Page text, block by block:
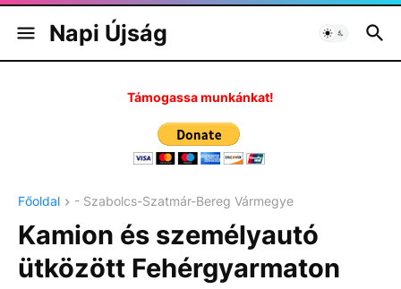
Napi Újság
Támogassa munkánkat!
Főoldal - Szabolcs-Szatmár-Bereg Vármegye
Kamion és személyautó
ütközött Fehérgyarmaton